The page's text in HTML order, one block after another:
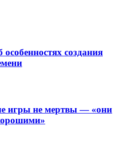
создания
игры не мертвы — «они